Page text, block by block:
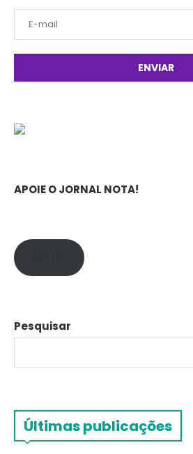
APOIE O JORNAL NOTA!
Pesquisar
Últimas publicações